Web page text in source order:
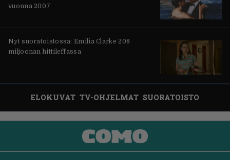
vuonna 2007
Nyt suoratoistossa: Emilia Clarke 208
miljoonan hittileffassa
ELOKUVAT TV-OHJELMAT SUORATOISTO